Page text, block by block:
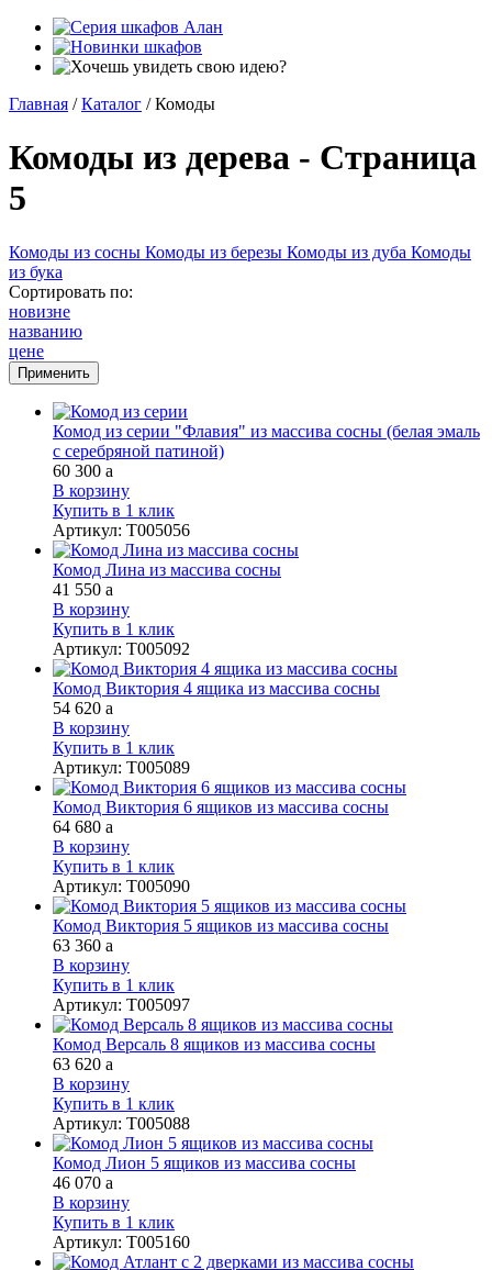
Главная / Каталог / Комоды
Комоды из дерева - Страница
5
Комоды из сосны Комоды из березы Комоды из дуба Комоды
из бука
Сортировать по:
новизне
названию
цене
Комод из серии "Флавия" из массива сосны (белая эмаль
с серебряной патиной)
60 300 a
В корзину
Купить в 1 клик
Артикул: Т005056
Комод Лина из массива сосны
41 550 a
В корзину
Купить в 1 клик
Артикул: Т005092
Комод Виктория 4 ящика из массива сосны
54 620 a
В корзину
Купить в 1 клик
Артикул: Т005089
Комод Виктория 6 ящиков из массива сосны
64 680 a
В корзину
Купить в 1 клик
Артикул: Т005090
Комод Виктория 5 ящиков из массива сосны
63 360 a
В корзину
Купить в 1 клик
Артикул: Т005097
Комод Версаль 8 ящиков из массива сосны
63 620 a
В корзину
Купить в 1 клик
Артикул: Т005088
Комод Лион 5 ящиков из массива сосны
46 070 a
В корзину
Купить в 1 клик
Артикул: Т005160